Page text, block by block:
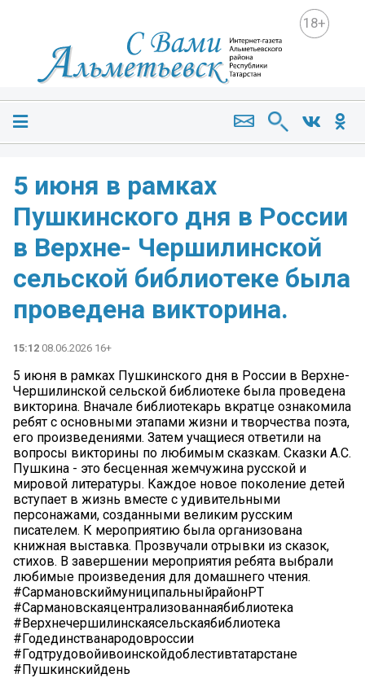
18+
5 июня в рамках
Пушкинского дня в России
в Верхне- Чершилинской
сельской библиотеке была
проведена викторина.
15:12 08.06.2026 16+
5 июня в рамках Пушкинского дня в России в Верхне-
Чершилинской сельской библиотеке была проведена
викторина. Вначале библиотекарь вкратце ознакомила
ребят с основными этапами жизни и творчества поэта,
его произведениями. Затем учащиеся ответили на
вопросы викторины по любимым сказкам. Сказки А.С.
Пушкина - это бесценная жемчужина русской и
мировой литературы. Каждое новое поколение детей
вступает в жизнь вместе с удивительными
персонажами, созданными великим русским
писателем. К мероприятию была организована
книжная выставка. Прозвучали отрывки из сказок,
стихов. В завершении мероприятия ребята выбрали
любимые произведения для домашнего чтения.
#СармановскиймуниципальныйрайонРТ
#Сармановскаяцентрализованнаябиблиотека
#Верхнечершилинскаясельскаябиблиотека
#Годединстванародовроссии
#Годтрудовойивоинскойдоблестивтатарстане
#Пушкинскийдень